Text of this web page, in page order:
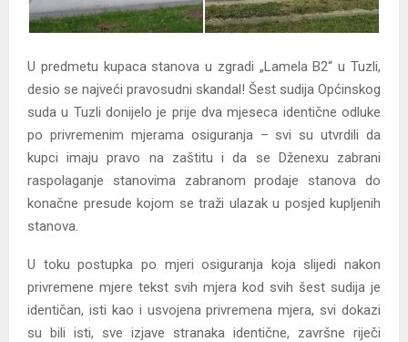
U predmetu kupaca stanova u zgradi „Lamela B2“ u Tuzli,
desio se najveći pravosudni skandal! Šest sudija Općinskog
suda u Tuzli donijelo je prije dva mjeseca identične odluke
po privremenim mjerama osiguranja – svi su utvrdili da
kupci imaju pravo na zaštitu i da se Dženexu zabrani
raspolaganje stanovima zabranom prodaje stanova do
konačne presude kojom se traži ulazak u posjed kupljenih
stanova.
U toku postupka po mjeri osiguranja koja slijedi nakon
privremene mjere tekst svih mjera kod svih šest sudija je
identičan, isti kao i usvojena privremena mjera, svi dokazi
su bili isti, sve izjave stranaka identične, završne riječi